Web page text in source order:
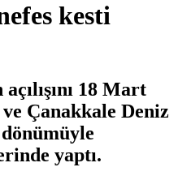
kesti
18 Mart
Çanakkale Deniz
yaptı.